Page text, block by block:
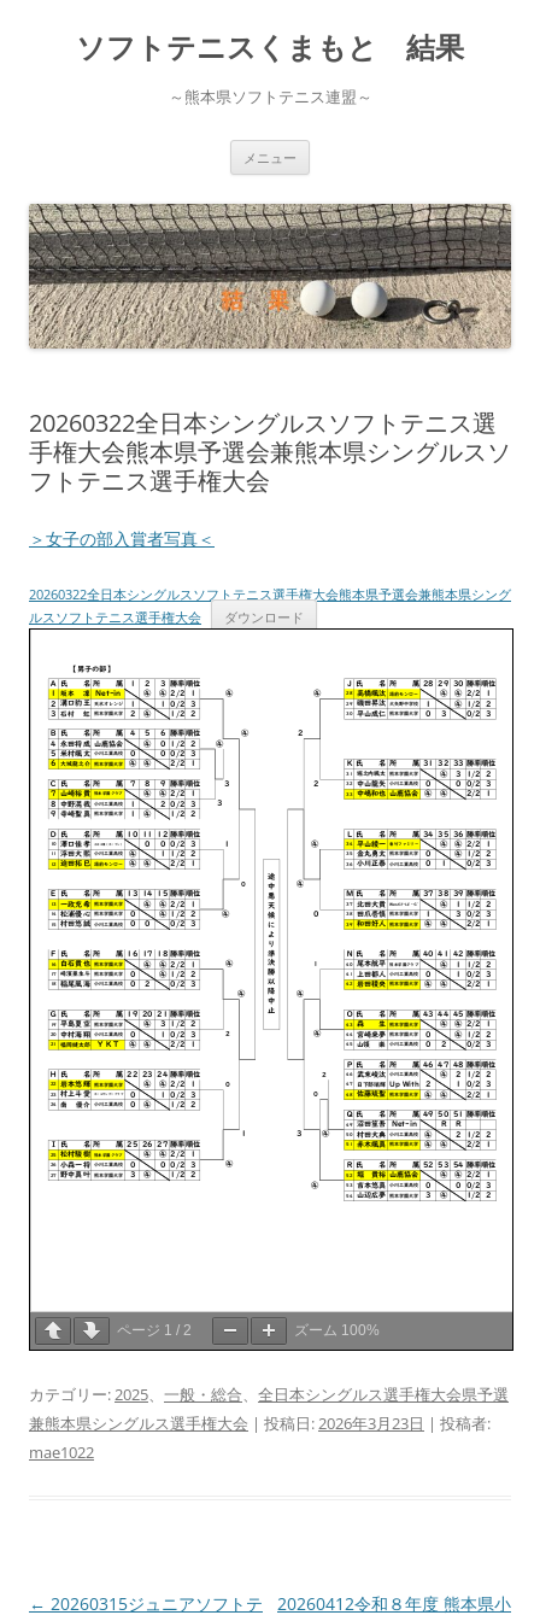
ソフトテニスくまもと 結果
～熊本県ソフトテニス連盟～
メニュー
ン
ツ
へ
ス
キ
ッ
プ
20260322全日本シングルスソフトテニス選
手権大会熊本県予選会兼熊本県シングルスソ
フトテニス選手権大会
＞女子の部入賞者写真＜
20260322全日本シングルスソフトテニス選手権大会熊本県予選会兼熊本県シング
ルスソフトテニス選手権大会
ダウンロード
ページ 1 / 2 ズーム 100%
カテゴリー: 2025 一般・総合
全日本シングルス選手権大会県予選
兼熊本県シングルス選手権大会 | 投稿日: 2026年3月23日 | 投稿者:
mae1022
投
← 20260315ジュニアソフトテ 20260412令和８年度 熊本県小